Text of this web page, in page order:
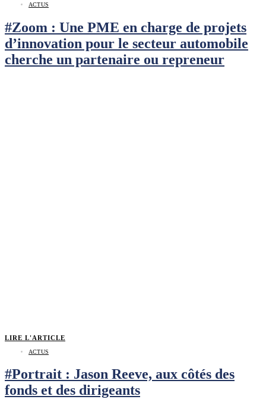
ACTUS
#Zoom : Une PME en charge de projets
d’innovation pour le secteur automobile
cherche un partenaire ou repreneur
LIRE L'ARTICLE
ACTUS
#Portrait : Jason Reeve, aux côtés des
fonds et des dirigeants